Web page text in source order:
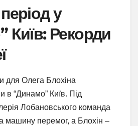
у
Київ: Рекорди
для Олега Блохіна
в “Динамо” Київ. Під
Лобановського команда
машину перемог, а Блохін –